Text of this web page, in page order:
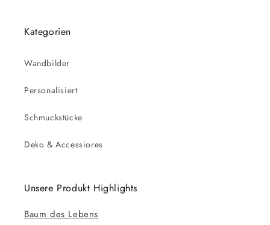
Kategorien
Wandbilder
Personalisiert
Schmuckstücke
Deko & Accessiores
Unsere Produkt Highlights
Baum des Lebens